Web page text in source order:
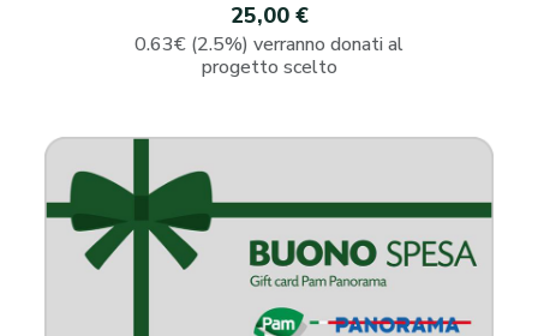
25,00 €
0.63€ (2.5%) verranno donati al
progetto scelto